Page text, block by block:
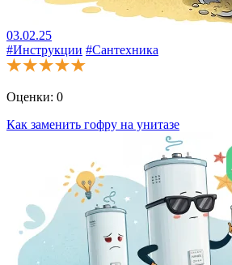
03.02.25
#Инструкции #Сантехника
Оценки: 0
Как заменить гофру на унитазе